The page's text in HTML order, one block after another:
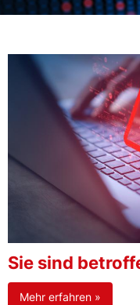
Sie sind
Mehr erfahren »